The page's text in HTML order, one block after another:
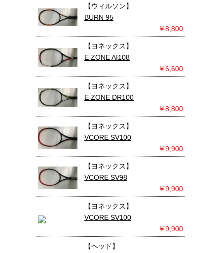
【ウィルソン】
BURN 95
￥8,800
【ヨネックス】
E ZONE AI108
￥6,600
【ヨネックス】
E ZONE DR100
￥8,800
【ヨネックス】
VCORE SV100
￥9,900
【ヨネックス】
VCORE SV98
￥9,900
【ヨネックス】
VCORE SV100
￥9,900
【ヘッド】